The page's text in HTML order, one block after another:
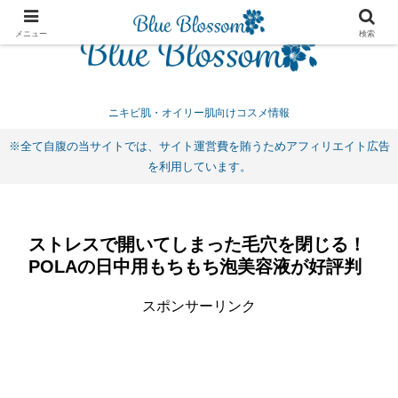
ニキビ肌・オイリー肌向けコスメ情報
※全て自腹の当サイトでは、サイト運営費を賄うためアフィリエイト広告
を利用しています。
ストレスで開いてしまった毛穴を閉じる！
POLAの日中用もちもち泡美容液が好評判
スポンサーリンク
メニュー 検索